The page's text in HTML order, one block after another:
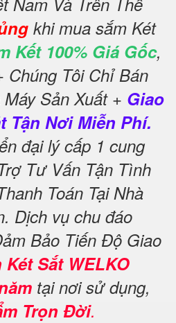
khi mua sắm Két
Kết 100% Giá Gốc,
Tôi Chỉ Bán
Sản Xuất + Giao
Tận Nơi Miễn Phí.
đại lý cấp 1 cung
Tư Vấn Tận Tình
Toán Tại Nhà
Dịch vụ chu đáo
Bảo Tiến Độ Giao
Két Sắt WELKO
tại nơi sử dụng,
Trọn Đời.